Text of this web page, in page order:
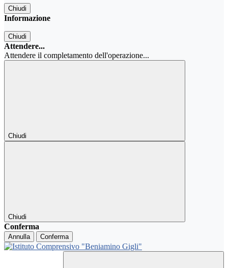
Chiudi
Informazione
Chiudi
Attendere...
Attendere il completamento dell'operazione...
Chiudi
Chiudi
Conferma
Annulla Conferma